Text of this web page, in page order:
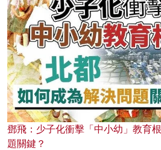
鄧飛：少子化衝擊「中小幼」教育
題關鍵？